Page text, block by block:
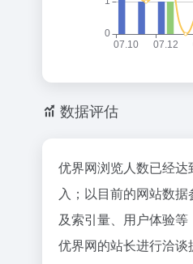
数据评估
优界网浏览人数已经
入；以目前的网站数
及索引量、用户体验
优界网的站长进行洽谈